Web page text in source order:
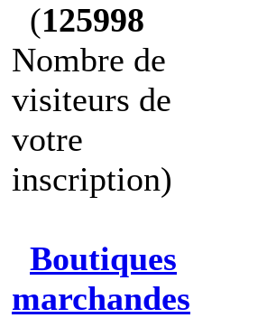
(125998
Nombre de
visiteurs de
votre
inscription)
Boutiques
marchandes